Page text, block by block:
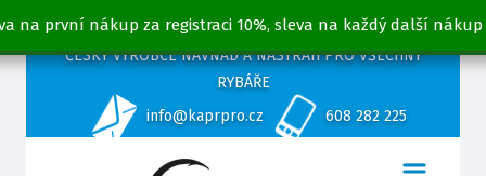
na první nákup za registraci 10%, sleva na každý další nákup
ČESKÝ VÝROBCE NÁVNAD A NÁSTRAH PRO VŠECHNY
RYBÁŘE
info@kaprpro.cz
608 282 225